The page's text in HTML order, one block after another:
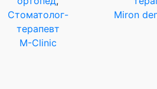
Стоматолог-
терапевт
M-Clinic
Miron